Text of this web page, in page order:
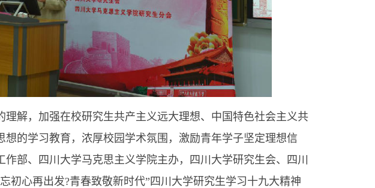
解，加强在校研究生共产主义远大理想、中国特色社会主义共
的学习教育，浓厚校园学术氛围，激励青年学子坚定理想信
部、四川大学马克思主义学院主办，四川大学研究生会、四川
初心再出发?青春致敬新时代”四川大学研究生学习十九大精神